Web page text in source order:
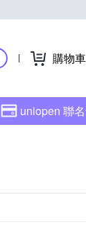
購物車
uniopen 聯